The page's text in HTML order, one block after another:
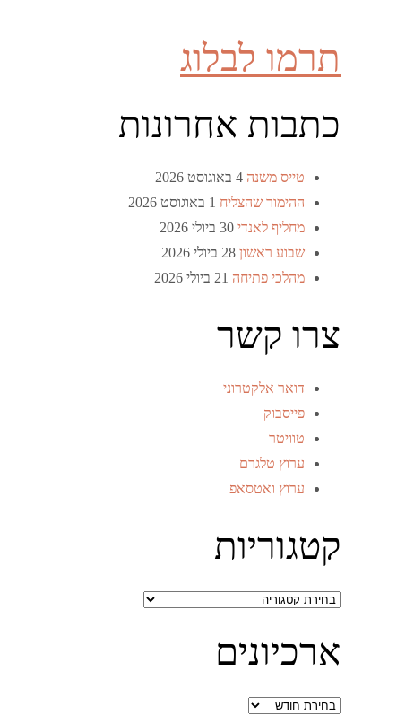
תרמו לבלוג
כתבות אחרונות
טייס משנה 4 באוגוסט 2026
ההימור שהצליח 1 באוגוסט 2026
מחליף לאנדי 30 ביולי 2026
שבוע ראשון 28 ביולי 2026
מהלכי פתיחה 21 ביולי 2026
צרו קשר
דואר אלקטרוני
פייסבוק
טוויטר
ערוץ טלגרם
ערוץ ואטסאפ
קטגוריות
קטגוריות
ארכיונים
ארכיונים